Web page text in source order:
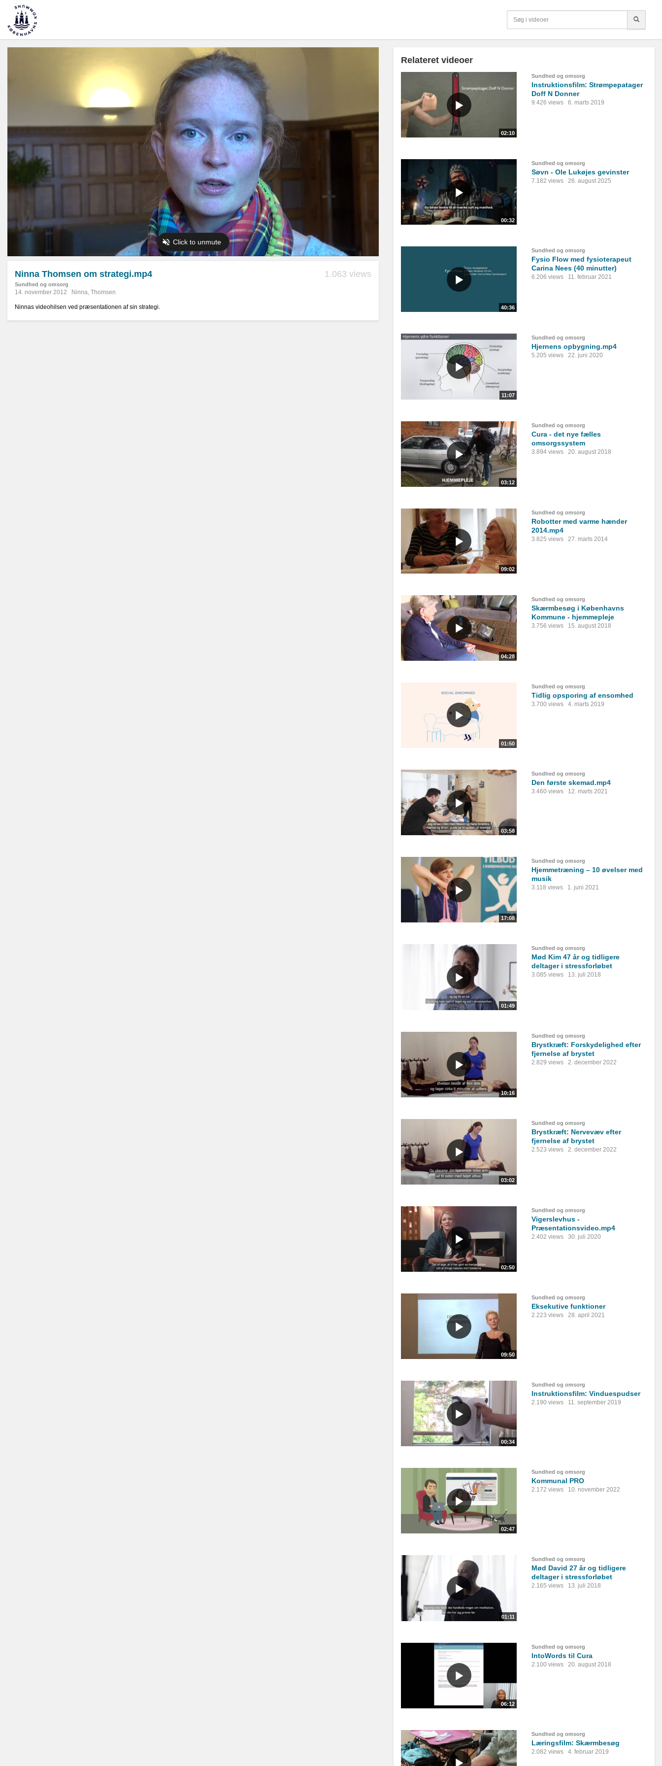
Ninna Thomsen om strategi.mp4
Sundhed og omsorg
1.063 views
14. november 2012 Ninna, Thomsen
Ninnas videohilsen ved præsentationen af sin strategi.
Relateret videoer
02:10
Sundhed og omsorg
Instruktionsfilm: Strømpepatager
Doff N Donner
9.426 views 6. marts 2019
00:32
Sundhed og omsorg
Søvn - Ole Lukøjes gevinster
7.182 views 26. august 2025
40:36
Sundhed og omsorg
Fysio Flow med fysioterapeut
Carina Nees (40 minutter)
6.206 views 11. februar 2021
11:07
Sundhed og omsorg
Hjernens opbygning.mp4
5.205 views 22. juni 2020
03:12
Sundhed og omsorg
Cura - det nye fælles
omsorgssystem
3.894 views 20. august 2018
09:02
Sundhed og omsorg
Robotter med varme hænder
2014.mp4
3.825 views 27. marts 2014
04:28
Sundhed og omsorg
Skærmbesøg i Københavns
Kommune - hjemmepleje
3.756 views 15. august 2018
01:50
Sundhed og omsorg
Tidlig opsporing af ensomhed
3.700 views 4. marts 2019
03:58
Sundhed og omsorg
Den første skemad.mp4
3.460 views 12. marts 2021
17:08
Sundhed og omsorg
Hjemmetræning – 10 øvelser med
musik
3.118 views 1. juni 2021
01:49
Sundhed og omsorg
Mød Kim 47 år og tidligere
deltager i stressforløbet
3.085 views 13. juli 2018
10:16
Sundhed og omsorg
Brystkræft: Forskydelighed efter
fjernelse af brystet
2.829 views 2. december 2022
03:02
Sundhed og omsorg
Brystkræft: Nervevæv efter
fjernelse af brystet
2.523 views 2. december 2022
02:50
Sundhed og omsorg
Vigerslevhus -
Præsentationsvideo.mp4
2.402 views 30. juli 2020
09:50
Sundhed og omsorg
Eksekutive funktioner
2.223 views 28. april 2021
00:34
Sundhed og omsorg
Instruktionsfilm: Vinduespudser
2.190 views 11. september 2019
02:47
Sundhed og omsorg
Kommunal PRO
2.172 views 10. november 2022
01:11
Sundhed og omsorg
Mød David 27 år og tidligere
deltager i stressforløbet
2.165 views 13. juli 2018
06:12
Sundhed og omsorg
IntoWords til Cura
2.100 views 20. august 2018
Sundhed og omsorg
Læringsfilm: Skærmbesøg
2.082 views 4. februar 2019